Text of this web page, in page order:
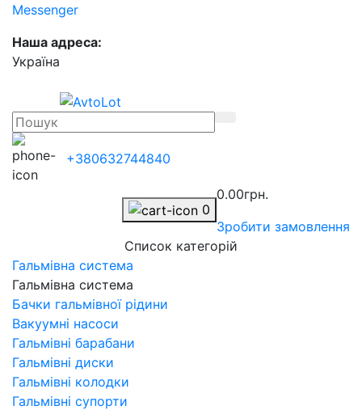
Messenger
Наша адреса:
Українa
+380632744840
0
0.00грн.
Зробити замовлення
Список категорій
Гальмівна система
Гальмівна система
Бачки гальмівної рідини
Вакуумні насоси
Гальмівні барабани
Гальмівні диски
Гальмівні колодки
Гальмівні супорти